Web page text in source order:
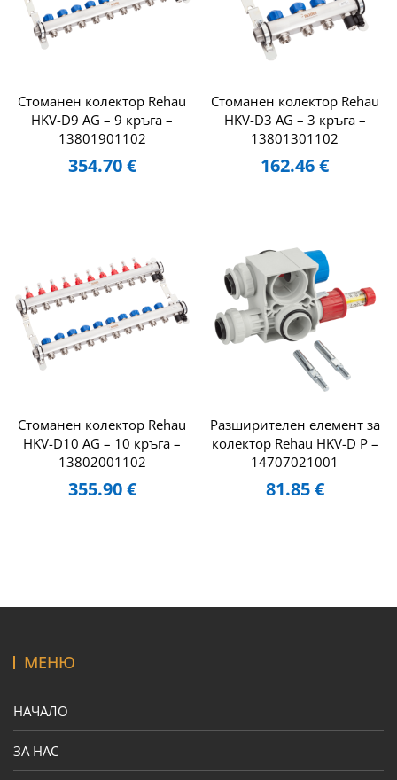
Стоманен колектор Rehau
HKV-D9 AG – 9 кръга –
13801901102
354.70€
Стоманен колектор Rehau
HKV-D3 AG – 3 кръга –
13801301102
162.46€
Стоманен колектор Rehau
HKV-D10 AG – 10 кръга –
13802001102
355.90€
Разширителен елемент за
колектор Rehau HKV-D P –
14707021001
81.85€
МЕНЮ
НАЧАЛО
ЗА НАС